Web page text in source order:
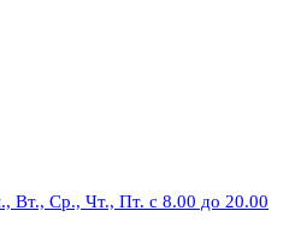
Вт., Ср., Чт., Пт. с 8.00 до 20.00